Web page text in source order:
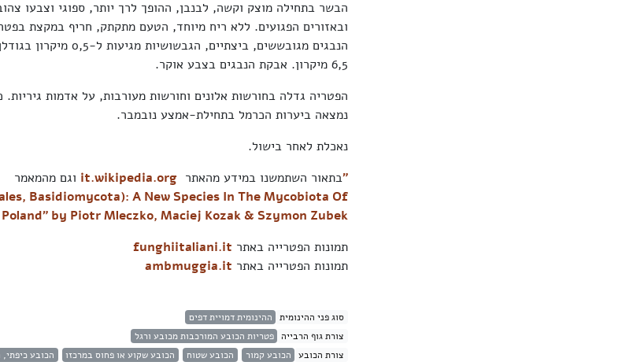
הבשר בתחילה מוצק וקשה, לבנבן, ההופך לרך יותר, ספוגי וצבעו
ובאזורים הפגועים. ללא ריח מיוחד, הטעם מתקתק, חריף במקצת
6,5 מיקרון. אבקת הנבגים בצבע אוקר.
הפטריה גדלה בחורשות אלונים וחורשות מעורבות, על אדמות
נמצאה ביערות הכרמל בתחילת-אמצע נובמבר.
נאכלת לאחר בישול.
"בתאור השתמשנו במידע מהאתר it.wikipedia.org וגם מהמאמר
Basidiomycota): A New Species In The Mycobiota Of
Poland" by Piotr Mleczko, Maciej Kozak & Szymon Zubek
תמונות הפטרייה באתר funghiitaliani.it
תמונות הפטרייה באתר ambmuggia.it
סוג פני ההינומית
ההינומית דמויית דפים
צורת גוף הרבייה
פטריות הכובע המורכבות מכובע ורגל
צורת הכובע
הכובע קמור הכובע שטוח הכובע שקוע או פחוס במרכזו
הכובע כיפתי,